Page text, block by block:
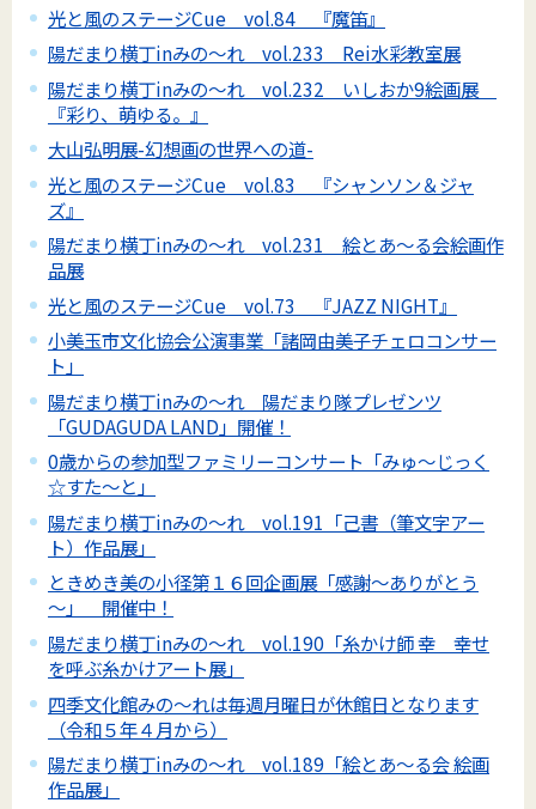
光と風のステージCue vol.84 『魔笛』
陽だまり横丁inみの～れ vol.233 Rei水彩教室展
陽だまり横丁inみの～れ vol.232 いしおか9絵画展
『彩り、萌ゆる。』
大山弘明展-幻想画の世界への道-
光と風のステージCue vol.83 『シャンソン＆ジャ
ズ』
陽だまり横丁inみの～れ vol.231 絵とあ～る会絵画作
品展
光と風のステージCue vol.73 『JAZZ NIGHT』
小美玉市文化協会公演事業「諸岡由美子チェロコンサー
ト」
陽だまり横丁inみの～れ 陽だまり隊プレゼンツ
「GUDAGUDA LAND」開催！
0歳からの参加型ファミリーコンサート「みゅ～じっく
☆すた～と」
陽だまり横丁inみの～れ vol.191「己書（筆文字アー
ト）作品展」
ときめき美の小径第１６回企画展「感謝～ありがとう
～」 開催中！
陽だまり横丁inみの～れ vol.190「糸かけ師 幸 幸せ
を呼ぶ糸かけアート展」
四季文化館みの～れは毎週月曜日が休館日となります
（令和５年４月から）
陽だまり横丁inみの～れ vol.189「絵とあ～る会 絵画
作品展」